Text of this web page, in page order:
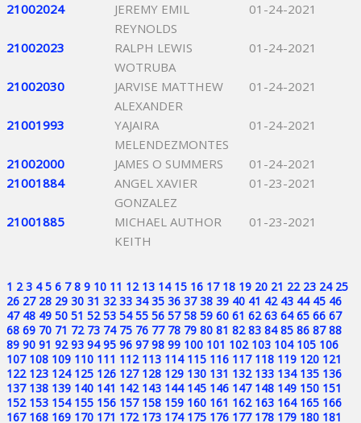
21002024
JEREMY EMIL
REYNOLDS
01-24-2021
21002023
RALPH LEWIS
WOTRUBA
01-24-2021
21002030
JARVISE MATTHEW
ALEXANDER
01-24-2021
21001993
YAJAIRA
MELENDEZMONTES
01-24-2021
21002000 JAMES O SUMMERS
01-24-2021
21001884
ANGEL XAVIER
GONZALEZ
01-23-2021
21001885
MICHAEL AUTHOR
KEITH
01-23-2021
1 2 3 4 5 6 7 8 9 10 11 12 13 14 15 16 17 18 19 20 21 22 23 24 25
26 27 28 29 30 31 32 33 34 35 36 37 38 39 40 41 42 43 44 45 46
47 48 49 50 51 52 53 54 55 56 57 58 59 60 61 62 63 64 65 66 67
68 69 70 71 72 73 74 75 76 77 78 79 80 81 82 83 84 85 86 87 88
89 90 91 92 93 94 95 96 97 98 99 100 101 102 103 104 105 106
107 108 109 110 111 112 113 114 115 116 117 118 119 120 121
122 123 124 125 126 127 128 129 130 131 132 133 134 135 136
137 138 139 140 141 142 143 144 145 146 147 148 149 150 151
152 153 154 155 156 157 158 159 160 161 162 163 164 165 166
167 168 169 170 171 172 173 174 175 176 177 178 179 180 181